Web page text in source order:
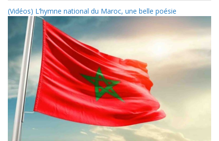
(Vidéos) L’hymne national du Maroc, une belle poésie